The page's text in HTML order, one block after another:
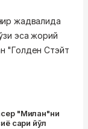
жадвалида
эса жорий
"Голден Стэйт
"Милан"ни
сари йўл